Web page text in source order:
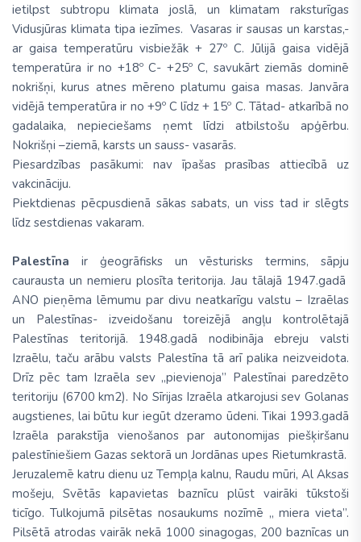
ietilpst subtropu klimata joslā, un klimatam raksturīgas
Vidusjūras klimata tipa iezīmes. Vasaras ir sausas un karstas,-
ar gaisa temperatūru visbiežāk + 27º C. Jūlijā gaisa vidējā
temperatūra ir no +18º C- +25º C, savukārt ziemās dominē
nokrišņi, kurus atnes mēreno platumu gaisa masas. Janvāra
vidējā temperatūra ir no +9º C līdz + 15º C. Tātad- atkarībā no
gadalaika, nepieciešams ņemt līdzi atbilstošu apģērbu.
Nokrišņi –ziemā, karsts un sauss- vasarās.
Piesardzības pasākumi: nav īpašas prasības attiecībā uz
vakcināciju.
Piektdienas pēcpusdienā sākas sabats, un viss tad ir slēgts
līdz sestdienas vakaram.
Palestīna ir ģeogrāfisks un vēsturisks termins, sāpju
caurausta un nemieru plosīta teritorija. Jau tālajā 1947.gadā
ANO pieņēma lēmumu par divu neatkarīgu valstu – Izraēlas
un Palestīnas- izveidošanu toreizējā angļu kontrolētajā
Palestīnas teritorijā. 1948.gadā nodibināja ebreju valsti
Izraēlu, taču arābu valsts Palestīna tā arī palika neizveidota.
Drīz pēc tam Izraēla sev „pievienoja” Palestīnai paredzēto
teritoriju (6700 km2). No Sīrijas Izraēla atkarojusi sev Golanas
augstienes, lai būtu kur iegūt dzeramo ūdeni. Tikai 1993.gadā
Izraēla parakstīja vienošanos par autonomijas piešķiršanu
palestīniešiem Gazas sektorā un Jordānas upes Rietumkrastā.
Jeruzalemē katru dienu uz Tempļa kalnu, Raudu mūri, Al Aksas
mošeju, Svētās kapavietas baznīcu plūst vairāki tūkstoši
ticīgo. Tulkojumā pilsētas nosaukums nozīmē „ miera vieta”.
Pilsētā atrodas vairāk nekā 1000 sinagogas, 200 baznīcas un